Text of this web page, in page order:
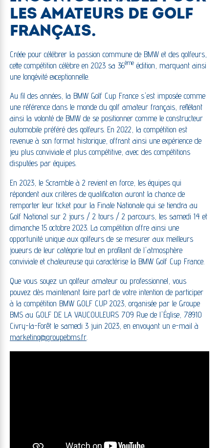
LES AMATEURS DE GOLF
FRANÇAIS.
Créée pour célébrer la passion commune de BMW et des golfeurs,
cette compétition célèbre en 2023 sa 36ème édition, marquant ainsi
une longévité exceptionnelle.
Au fil des années, la BMW Golf Cup France s'est imposée comme
une référence dans le monde du golf amateur français, reflétant
ainsi la volonté de BMW de se positionner comme le constructeur
automobile préféré des golfeurs. En 2022, la compétition est
revenue à son format historique, offrant ainsi une expérience de
jeu plus conviviale et plus compétitive, avec des compétitions
disputées par équipes.
En 2023, le Scramble à 2 revient en force, les équipes qui
répondent aux critères de qualification auront la chance de
remporter leur ticket pour la Finale Nationale qui se tiendra au
Golf National sur 2 jours / 2 tours / 2 parcours, les samedi 14 et
dimanche 15 octobre 2023. La compétition offre ainsi une
opportunité unique aux golfeurs de se mesurer aux meilleurs
joueurs de leur catégorie tout en profitant de l'atmosphère
conviviale et chaleureuse qui caractérise la BMW Golf Cup France.
Que vous soyez un golfeur amateur ou professionnel, vous
pouvez dès maintenant faire part de votre intention de participer
à la compétition BMW GOLF CUP 2023, organisée par le Groupe
BMS au GOLF DE LA VAUCOULEURS 709 Rue de l'Église, 78910
Civry-la-Forêt le samedi 3 juin 2023, en envoyant un e-mail à
marketing@groupebms.fr.